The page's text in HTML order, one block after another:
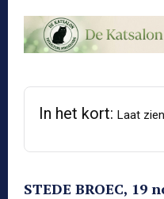
In het kort: Laat zien
STEDE BROEC, 19